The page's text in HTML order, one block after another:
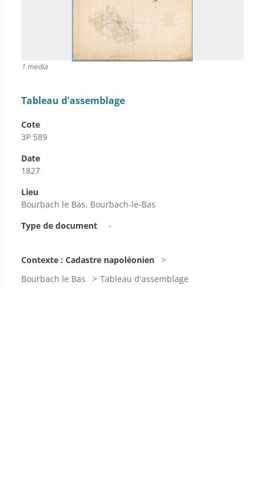
1 media
Tableau d'assemblage
Cote
3P 589
Date
1827
Lieu
Bourbach le Bas, Bourbach-le-Bas
Type de document
-
Contexte : Cadastre napoléonien
Bourbach le Bas
Tableau d'assemblage